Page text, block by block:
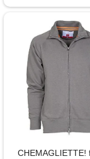
CHEMAGLIETTE!